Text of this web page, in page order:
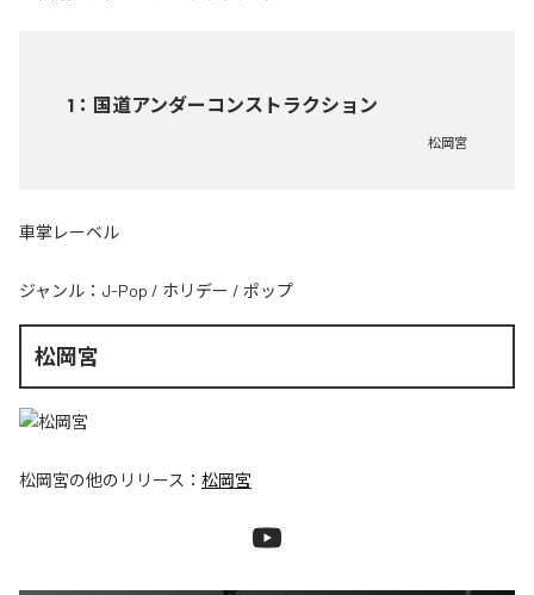
1 ： 国道アンダーコンストラクション
松岡宮
車掌レーベル
ジャンル： J-Pop / ホリデー / ポップ
松岡宮
松岡宮の他のリリース： 松岡宮